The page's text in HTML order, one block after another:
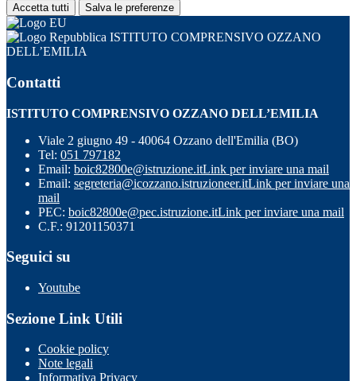
Accetta tutti Salva le preferenze
ISTITUTO COMPRENSIVO OZZANO
DELL’EMILIA
Contatti
ISTITUTO COMPRENSIVO OZZANO DELL’EMILIA
Viale 2 giugno 49 - 40064 Ozzano dell'Emilia (BO)
Tel: 051 797182
Email: boic82800e@istruzione.itLink per inviare una mail
Email: segreteria@icozzano.istruzioneer.itLink per inviare una
mail
PEC: boic82800e@pec.istruzione.itLink per inviare una mail
C.F.: 91201150371
Seguici su
Youtube
Sezione Link Utili
Cookie policy
Note legali
Informativa Privacy